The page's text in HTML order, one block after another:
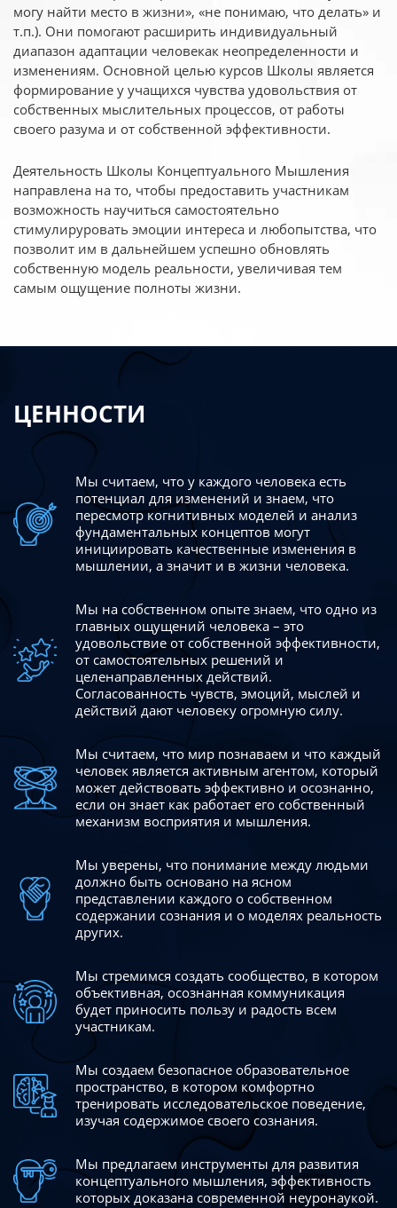
могу найти место в жизни», «не понимаю, что делать» и
т.п.). Они помогают расширить индивидуальный
диапазон адаптации человекак неопределенности и
изменениям. Основной целью курсов Школы является
формирование у учащихся чувства удовольствия от
собственных мыслительных процессов, от работы
своего разума и от собственной эффективности.
Деятельность Школы Концептуального Мышления
направлена на то, чтобы предоставить участникам
возможность научиться самостоятельно
стимулируровать эмоции интереса и любопытства, что
позволит им в дальнейшем успешно обновлять
собственную модель реальности, увеличивая тем
самым ощущение полноты жизни.
ЦЕННОСТИ
Мы считаем, что у каждого человека есть
потенциал для изменений и знаем, что
пересмотр когнитивных моделей и анализ
фундаментальных концептов могут
инициировать качественные изменения в
мышлении, а значит и в жизни человека.
Мы на собственном опыте знаем, что одно из
главных ощущений человека – это
удовольствие от собственной эффективности,
от самостоятельных решений и
целенаправленных действий.
Согласованность чувств, эмоций, мыслей и
действий дают человеку огромную силу.
Мы считаем, что мир познаваем и что каждый
человек является активным агентом, который
может действовать эффективно и осознанно,
если он знает как работает его собственный
механизм восприятия и мышления.
Мы уверены, что понимание между людьми
должно быть основано на ясном
представлении каждого о собственном
содержании сознания и о моделях реальность
других.
Мы стремимся создать сообщество, в котором
объективная, осознанная коммуникация
будет приносить пользу и радость всем
участникам.
Мы создаем безопасное образовательное
пространство, в котором комфортно
тренировать исследовательское поведение,
изучая содержимое своего сознания.
Мы предлагаем инструменты для развития
концептуального мышления, эффективность
которых доказана современной неуронаукой.